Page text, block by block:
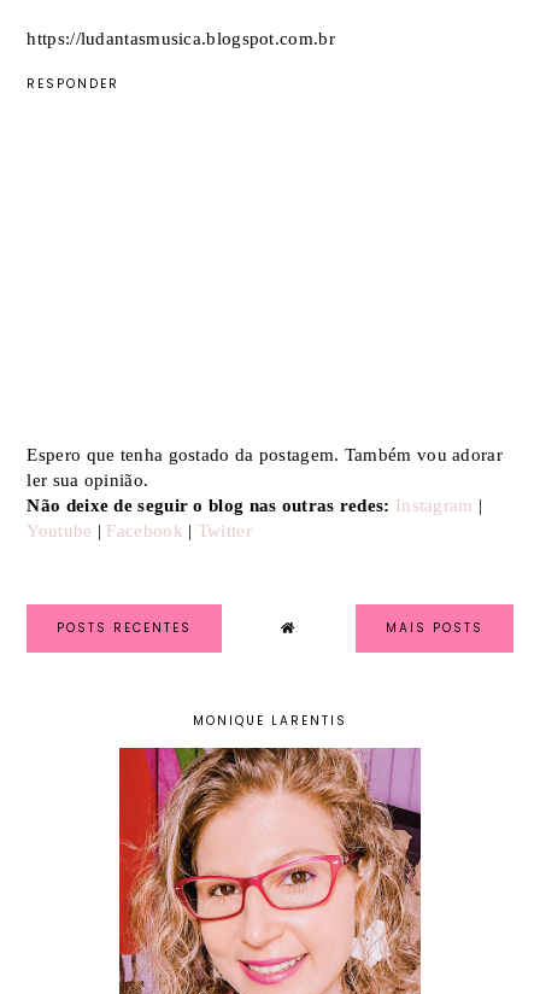
https://ludantasmusica.blogspot.com.br
RESPONDER
Espero que tenha gostado da postagem. Também vou adorar
ler sua opinião.
Não deixe de seguir o blog nas outras redes: Instagram |
Youtube | Facebook | Twitter
POSTS RECENTES MAIS POSTS
MONIQUE LARENTIS